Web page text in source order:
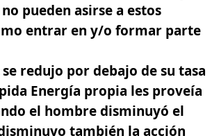
pueden asirse a estos
entrar en y/o formar parte
redujo por debajo de su tasa
Energía propia les proveía
el hombre disminuyó el
también la acción